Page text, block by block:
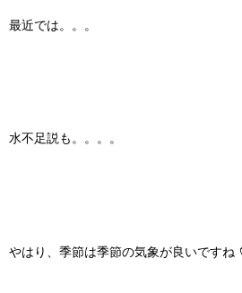
最近では。。。
水不足説も。。。。
やはり、季節は季節の気象が良いですね